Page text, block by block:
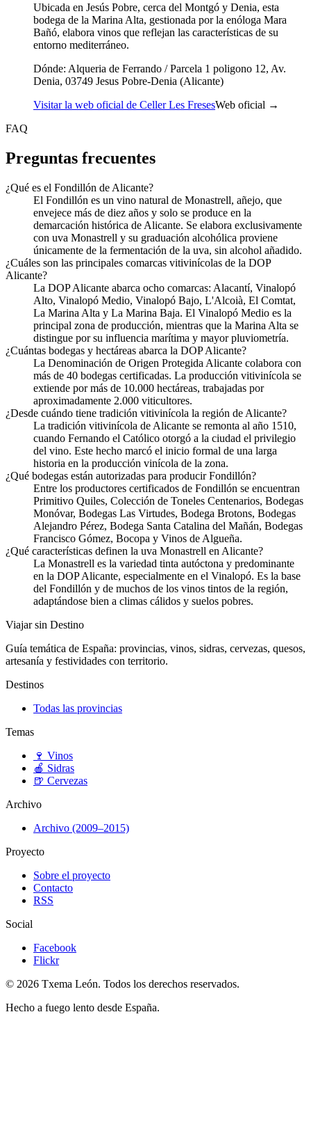
Ubicada en Jesús Pobre, cerca del Montgó y Denia, esta
bodega de la Marina Alta, gestionada por la enóloga Mara
Bañó, elabora vinos que reflejan las características de su
entorno mediterráneo.
Dónde: Alqueria de Ferrando / Parcela 1 poligono 12, Av.
Denia, 03749 Jesus Pobre-Denia (Alicante)
Visitar la web oficial de Celler Les FresesWeb oficial →
FAQ
Preguntas frecuentes
¿Qué es el Fondillón de Alicante?
El Fondillón es un vino natural de Monastrell, añejo, que
envejece más de diez años y solo se produce en la
demarcación histórica de Alicante. Se elabora exclusivamente
con uva Monastrell y su graduación alcohólica proviene
únicamente de la fermentación de la uva, sin alcohol añadido.
¿Cuáles son las principales comarcas vitivinícolas de la DOP
Alicante?
La DOP Alicante abarca ocho comarcas: Alacantí, Vinalopó
Alto, Vinalopó Medio, Vinalopó Bajo, L'Alcoià, El Comtat,
La Marina Alta y La Marina Baja. El Vinalopó Medio es la
principal zona de producción, mientras que la Marina Alta se
distingue por su influencia marítima y mayor pluviometría.
¿Cuántas bodegas y hectáreas abarca la DOP Alicante?
La Denominación de Origen Protegida Alicante colabora con
más de 40 bodegas certificadas. La producción vitivinícola se
extiende por más de 10.000 hectáreas, trabajadas por
aproximadamente 2.000 viticultores.
¿Desde cuándo tiene tradición vitivinícola la región de Alicante?
La tradición vitivinícola de Alicante se remonta al año 1510,
cuando Fernando el Católico otorgó a la ciudad el privilegio
del vino. Este hecho marcó el inicio formal de una larga
historia en la producción vinícola de la zona.
¿Qué bodegas están autorizadas para producir Fondillón?
Entre los productores certificados de Fondillón se encuentran
Primitivo Quiles, Colección de Toneles Centenarios, Bodegas
Monóvar, Bodegas Las Virtudes, Bodega Brotons, Bodegas
Alejandro Pérez, Bodega Santa Catalina del Mañán, Bodegas
Francisco Gómez, Bocopa y Vinos de Algueña.
¿Qué características definen la uva Monastrell en Alicante?
La Monastrell es la variedad tinta autóctona y predominante
en la DOP Alicante, especialmente en el Vinalopó. Es la base
del Fondillón y de muchos de los vinos tintos de la región,
adaptándose bien a climas cálidos y suelos pobres.
Viajar sin Destino
Guía temática de España: provincias, vinos, sidras, cervezas, quesos,
artesanía y festividades con territorio.
Destinos
Todas las provincias
Temas
🍷 Vinos
🍎 Sidras
🍺 Cervezas
Archivo
Archivo (2009–2015)
Proyecto
Sobre el proyecto
Contacto
RSS
Social
Facebook
Flickr
© 2026 Txema León. Todos los derechos reservados.
Hecho a fuego lento desde España.